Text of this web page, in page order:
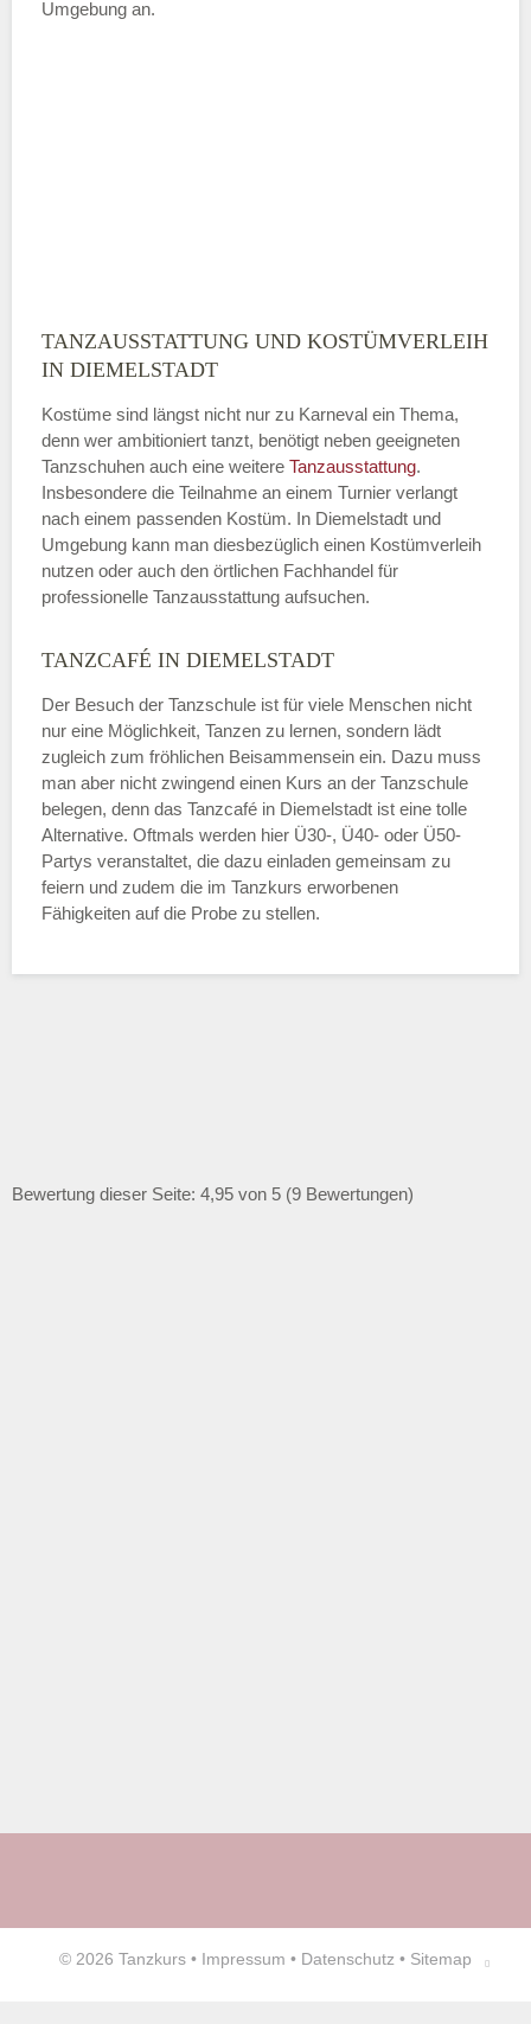
Umgebung an.
TANZAUSSTATTUNG UND KOSTÜMVERLEIH
IN DIEMELSTADT
Kostüme sind längst nicht nur zu Karneval ein Thema,
denn wer ambitioniert tanzt, benötigt neben geeigneten
Tanzschuhen auch eine weitere Tanzausstattung.
Insbesondere die Teilnahme an einem Turnier verlangt
nach einem passenden Kostüm. In Diemelstadt und
Umgebung kann man diesbezüglich einen Kostümverleih
nutzen oder auch den örtlichen Fachhandel für
professionelle Tanzausstattung aufsuchen.
TANZCAFÉ IN DIEMELSTADT
Der Besuch der Tanzschule ist für viele Menschen nicht
nur eine Möglichkeit, Tanzen zu lernen, sondern lädt
zugleich zum fröhlichen Beisammensein ein. Dazu muss
man aber nicht zwingend einen Kurs an der Tanzschule
belegen, denn das Tanzcafé in Diemelstadt ist eine tolle
Alternative. Oftmals werden hier Ü30-, Ü40- oder Ü50-
Partys veranstaltet, die dazu einladen gemeinsam zu
feiern und zudem die im Tanzkurs erworbenen
Fähigkeiten auf die Probe zu stellen.
Bewertung dieser Seite: 4,95 von 5 (9 Bewertungen)
© 2026 Tanzkurs • Impressum • Datenschutz • Sitemap